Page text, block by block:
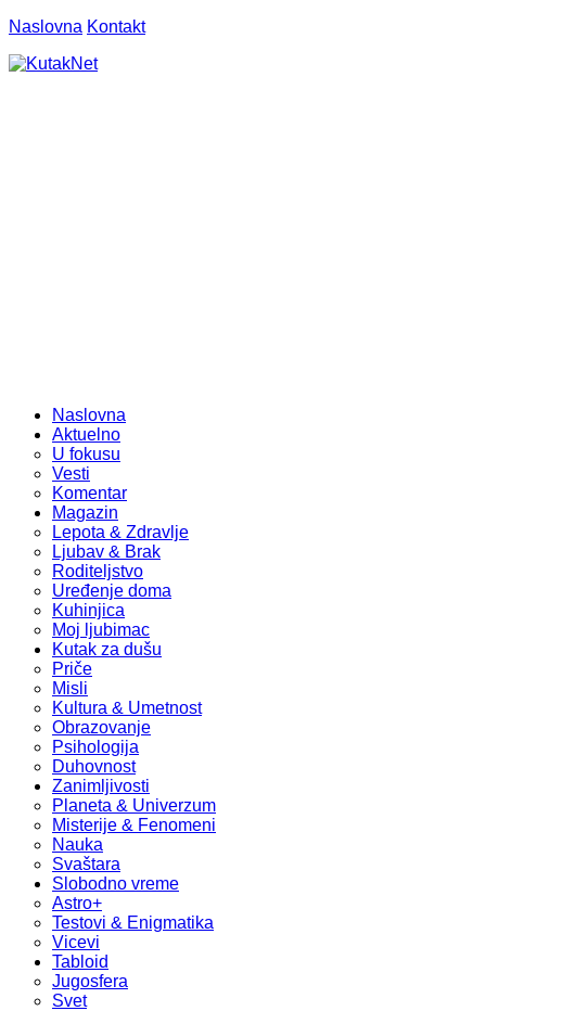
Naslovna Kontakt
Naslovna
Aktuelno
U fokusu
Vesti
Komentar
Magazin
Lepota & Zdravlje
Ljubav & Brak
Roditeljstvo
Uređenje doma
Kuhinjica
Moj ljubimac
Kutak za dušu
Priče
Misli
Kultura & Umetnost
Obrazovanje
Psihologija
Duhovnost
Zanimljivosti
Planeta & Univerzum
Misterije & Fenomeni
Nauka
Svaštara
Slobodno vreme
Astro+
Testovi & Enigmatika
Vicevi
Tabloid
Jugosfera
Svet